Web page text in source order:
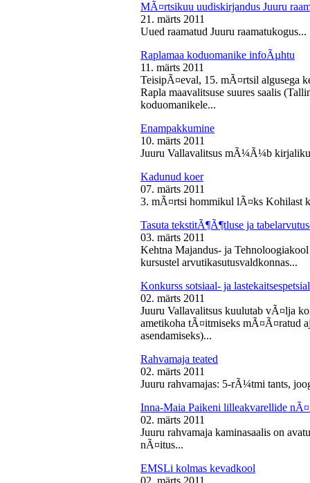
MÃ¤rtsikuu uudiskirjandus Juuru
21. märts 2011
Uued raamatud Juuru raamatukogus...
Raplamaa koduomanike infoÃµhtu
11. märts 2011
TeisipÃ¤eval, 15. mÃ¤rtsil algusega
Rapla maavalitsuse suures saalis
koduomanikele...
Enampakkumine
10. märts 2011
Juuru Vallavalitsus mÃ¼Ã¼b kirjaliku
Kadunud koer
07. märts 2011
3. mÃ¤rtsi hommikul lÃ¤ks Kohilast
Tasuta tekstitÃ¶Ã¶tluse ja
03. märts 2011
Kehtna Majandus- ja
kursustel arvutikasutusvaldkonnas...
Konkurss sotsiaal- ja
02. märts 2011
Juuru Vallavalitsus kuulutab vÃ¤lja
ametikoha tÃ¤itmiseks mÃ¤Ã¤ratud
asendamiseks)...
Rahvamaja teated
02. märts 2011
Juuru rahvamajas: 5-rÃ¼tmi tants,
Inna-Maia Paikeni lilleakvarellide
02. märts 2011
Juuru rahvamaja kaminasaalis on
nÃ¤itus...
EMSLi kolmas kevadkool
02. märts 2011